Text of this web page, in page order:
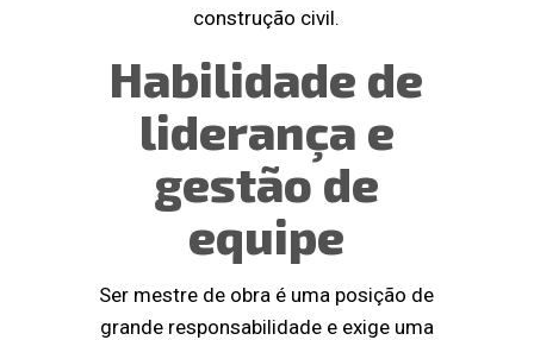
construção civil.
Habilidade de
liderança e
gestão de
equipe
Ser mestre de obra é uma posição de
grande responsabilidade e exige uma